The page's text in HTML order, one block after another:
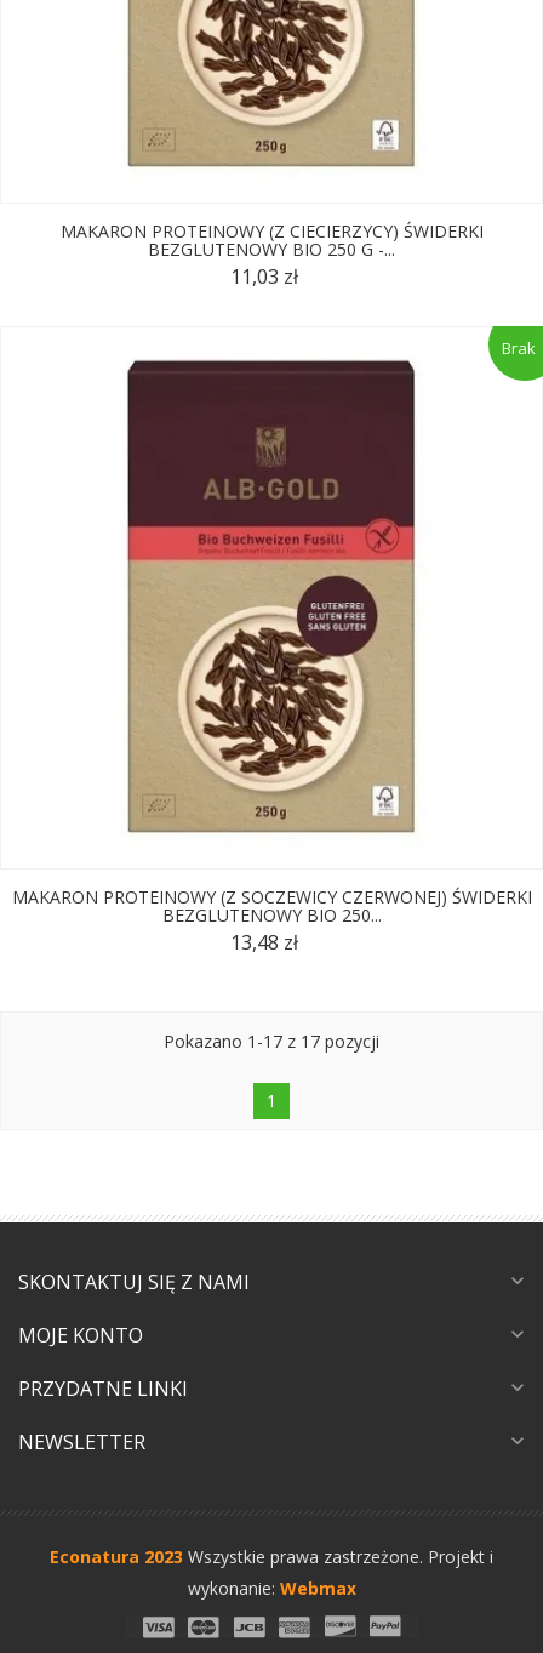
MAKARON PROTEINOWY (Z CIECIERZYCY) ŚWIDERKI
BEZGLUTENOWY BIO 250 G -...
11,03 zł
Brak
MAKARON PROTEINOWY (Z SOCZEWICY CZERWONEJ) ŚWIDERKI
BEZGLUTENOWY BIO 250...
13,48 zł
Pokazano 1-17 z 17 pozycji
1
SKONTAKTUJ SIĘ Z NAMI expand_more
MOJE KONTO expand_more
PRZYDATNE LINKI expand_more
NEWSLETTER expand_more
Econatura 2023 Wszystkie prawa zastrzeżone. Projekt i
wykonanie: Webmax